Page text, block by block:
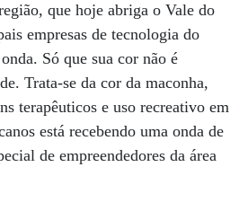
que hoje abriga o Vale do
empresas de tecnologia do
Só que sua cor não é
Trata-se da cor da maconha,
terapêuticos e uso recreativo em
está recebendo uma onda de
de empreendedores da área